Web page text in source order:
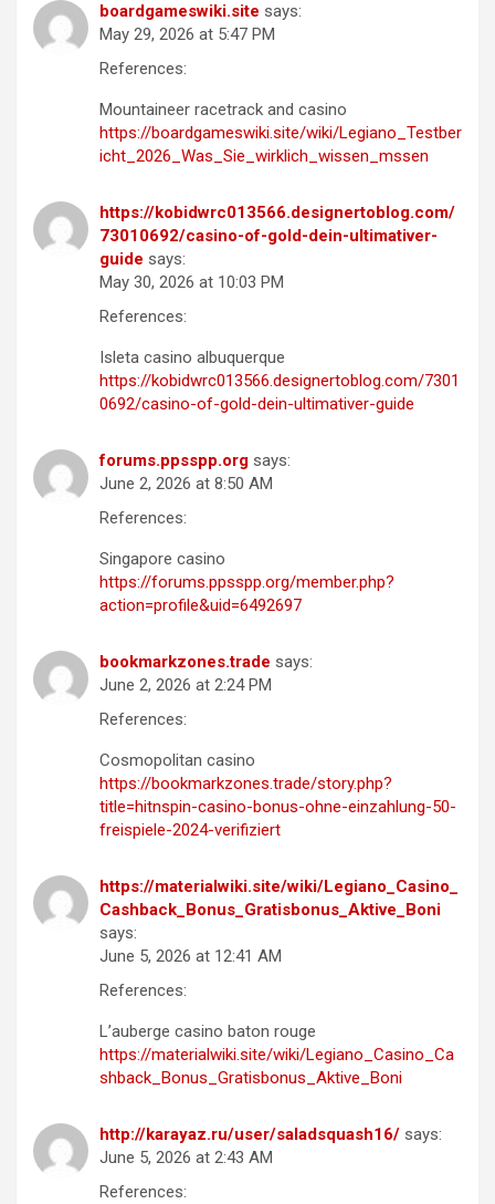
boardgameswiki.site says:
May 29, 2026 at 5:47 PM
References:
Mountaineer racetrack and casino
https://boardgameswiki.site/wiki/Legiano_Testber
icht_2026_Was_Sie_wirklich_wissen_mssen
https://kobidwrc013566.designertoblog.com/
73010692/casino-of-gold-dein-ultimativer-
guide says:
May 30, 2026 at 10:03 PM
References:
Isleta casino albuquerque
https://kobidwrc013566.designertoblog.com/7301
0692/casino-of-gold-dein-ultimativer-guide
forums.ppsspp.org says:
June 2, 2026 at 8:50 AM
References:
Singapore casino
https://forums.ppsspp.org/member.php?
action=profile&uid=6492697
bookmarkzones.trade says:
June 2, 2026 at 2:24 PM
References:
Cosmopolitan casino
https://bookmarkzones.trade/story.php?
title=hitnspin-casino-bonus-ohne-einzahlung-50-
freispiele-2024-verifiziert
https://materialwiki.site/wiki/Legiano_Casino_
Cashback_Bonus_Gratisbonus_Aktive_Boni
says:
June 5, 2026 at 12:41 AM
References:
L’auberge casino baton rouge
https://materialwiki.site/wiki/Legiano_Casino_Ca
shback_Bonus_Gratisbonus_Aktive_Boni
http://karayaz.ru/user/saladsquash16/ says:
June 5, 2026 at 2:43 AM
References: